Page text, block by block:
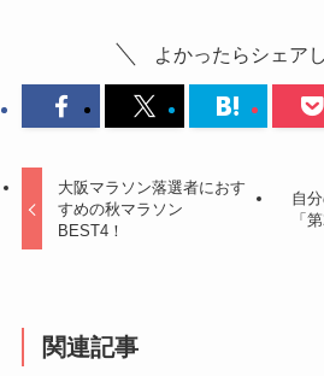
よかったらシェア
大阪マラソン落選者におす
すめの秋マラソン
BEST4！
自
「
関連記事